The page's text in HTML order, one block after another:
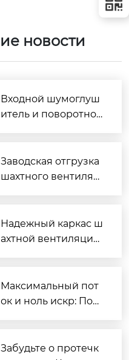
новости
Входной шумоглуш
итель и поворотно-
вентилятора главно
го проветривания
Заводская отгрузка
шахтного вентилят
его объекта в Казах
стане
Надежный каркас ш
ахтной вентиляции:
DK
Максимальный пот
ок и ноль искр: Пош
шахтной вентиляци
Забудьте о протечк